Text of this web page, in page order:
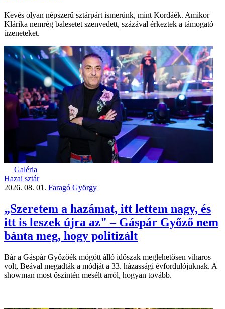
Kevés olyan népszerű sztárpárt ismerünk, mint Kordáék. Amikor
Klárika nemrég balesetet szenvedett, százával érkeztek a támogató
üzeneteket.
Galéria
Hazai sztár
2026. 08. 01. Faragó György
„Szeretem a hazámat, itt lettem nagy, és
itt is leszek újra az" – Gáspár Győző nem
bánta meg, hogy politizált
Bár a Gáspár Győzőék mögött álló időszak meglehetősen viharos
volt, Beával megadták a módját a 33. házassági évfordulójuknak. A
showman most őszintén mesélt arról, hogyan tovább.